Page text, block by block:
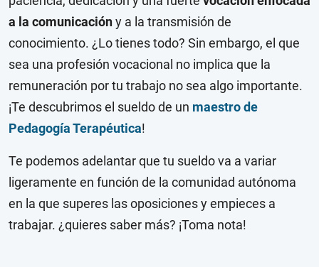
a la comunicacióny a la transmisión de
conocimiento. ¿Lo tienes todo? Sin embargo, el que
sea una profesión vocacional no implica que la
remuneración por tu trabajo no sea algo importante.
¡Te descubrimos el sueldo de un maestro de
Pedagogía Terapéutica!
Te podemos adelantar que tu sueldo va a variar
ligeramente en función de la comunidad autónoma
en la que superes las oposiciones y empieces a
trabajar. ¿quieres saber más? ¡Toma nota!